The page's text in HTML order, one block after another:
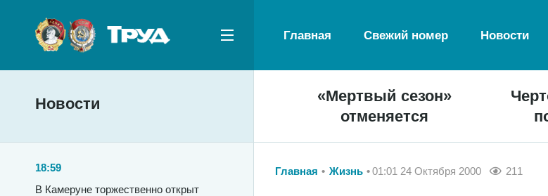
Главная Свежий номер Новости
Новости
«Мертвый сезон»
отменяется
18:59
В Камеруне торжественно открыт
Главная Жизнь 01:01 24 Октября 2000 211